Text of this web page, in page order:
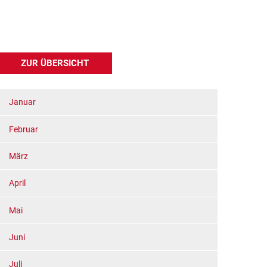
ZUR ÜBERSICHT
Januar
Februar
März
April
Mai
Juni
Juli